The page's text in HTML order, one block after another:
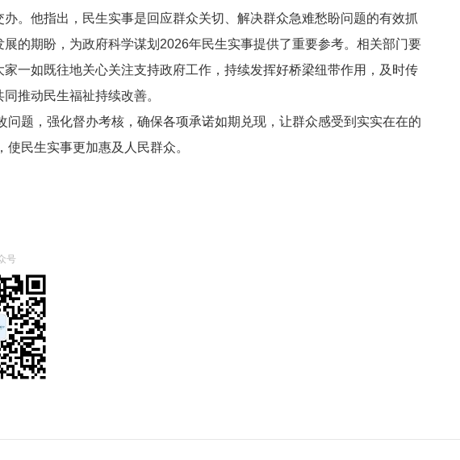
。他指出，民生实事是回应群众关切、解决群众急难愁盼问题的有效抓
的期盼，为政府科学谋划 2026年民生实事提供了重要参考。相关部门要
一如既往地关心关注支持政府工作，持续发挥好桥梁纽带作用，及时传
推动民生福祉持续改善。
题，强化督办考核，确保各项承诺如期兑现，让群众感受到实实在在的
使民生实事更加惠及人民群众。
号